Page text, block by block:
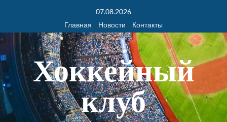
07.08.2026
Главная
Новости Контакты
Хоккейный
клуб